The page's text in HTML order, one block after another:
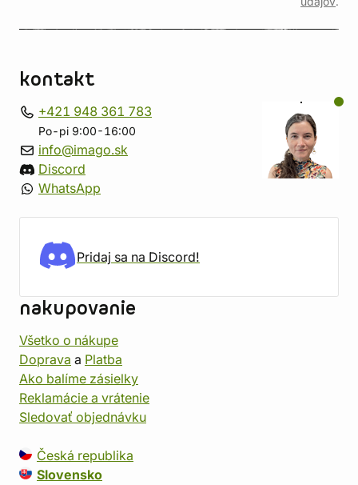
kontakt
+421 948 361 783
Po-pi 9:00-16:00
info@imago.sk
Discord
WhatsApp
Pridaj sa na Discord!
nakupovanie
Všetko o nákupe
Doprava a Platba
Ako balíme zásielky
Reklamácie a vrátenie
Sledovať objednávku
Česká republika
Slovensko